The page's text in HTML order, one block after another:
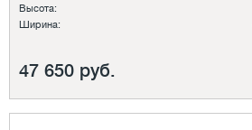
Высота:
Ширина:
47 650 руб.